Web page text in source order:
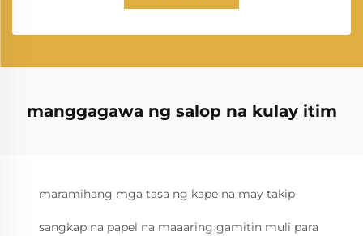
manggagawa ng salop na kulay itim
maramihang mga tasa ng kape na may takip
sangkap na papel na maaaring gamitin muli para